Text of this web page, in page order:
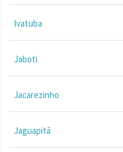
Ivatuba
Jaboti
Jacarezinho
Jaguapitã